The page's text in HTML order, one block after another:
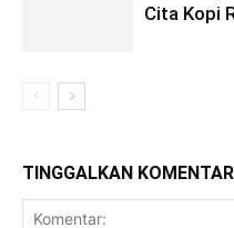
Cita Kopi
TINGGALKAN KOMENTAR